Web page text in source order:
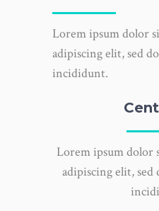
Lorem ipsum dolor
adipiscing elit, sed
incididunt.
Lorem ipsum dolor
adipiscing elit,